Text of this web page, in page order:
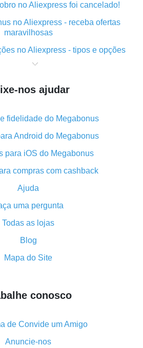
no Aliexpress foi cancelado!
no Aliexpress - receba ofertas
maravilhosas
no Aliexpress - tipos e opções
ao realizar compras no Aliexpress
baixar o cashback do Aliexpress e
do Aliexpress e quais as
suas vantagens
móvel do AliExpress -
do plug-in
no Aliexpress foi cancelado!
no Aliexpress - manual
resumido
cashback funciona no AliExpress
do AliExpress - como ele
no AliExpress - visão geral de
- avaliações de clientes
AliExpress - poupar dinheiro de
nos ajudar
fidelidade do Megabonus
Android do Megabonus
para iOS do Megabonus
compras com cashback
Ajuda
uma pergunta
Todas as lojas
Blog
Mapa do Site
conosco
de Convide um Amigo
Anuncie-nos